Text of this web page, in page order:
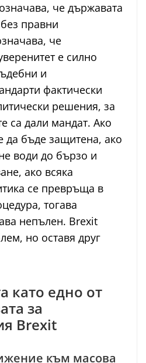
че държавата
правни
че
е силно
и
фактически
решения, за
са дали мандат. Ако
да бъде защитена, ако
води до бързо и
ако всяка
се превръща в
тогава
непълен. Brexit
но оставя друг
като едно от
за
Brexit
към масова